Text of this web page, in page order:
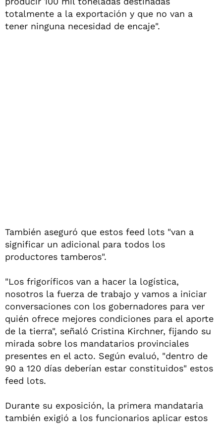
totalmente a la exportación y que no van a
tener ninguna necesidad de encaje".
También aseguró que estos feed lots "van a
significar un adicional para todos los
productores tamberos".
"Los frigoríficos van a hacer la logística,
nosotros la fuerza de trabajo y vamos a iniciar
conversaciones con los gobernadores para ver
quién ofrece mejores condiciones para el aporte
de la tierra", señaló Cristina Kirchner, fijando su
mirada sobre los mandatarios provinciales
presentes en el acto. Según evaluó, "dentro de
90 a 120 días deberían estar constituidos" estos
feed lots.
Durante su exposición, la primera mandataria
también exigió a los funcionarios aplicar estos